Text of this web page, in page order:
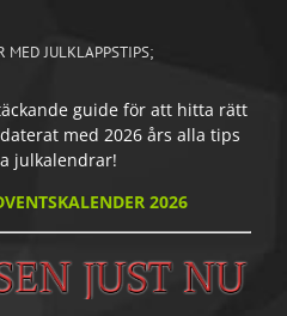
MED JULKLAPPSTIPS;
guide för att hitta rätt
med 2026 års alla tips
julkalendrar!
2026